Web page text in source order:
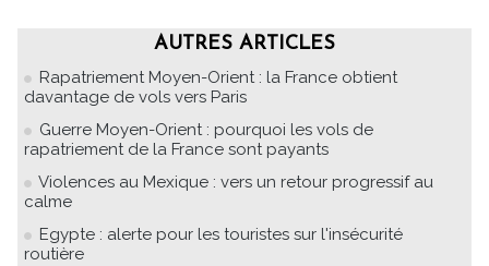
AUTRES ARTICLES
Rapatriement Moyen-Orient : la France obtient
davantage de vols vers Paris
Guerre Moyen-Orient : pourquoi les vols de
rapatriement de la France sont payants
Violences au Mexique : vers un retour progressif au
calme
Egypte : alerte pour les touristes sur l'insécurité
routière